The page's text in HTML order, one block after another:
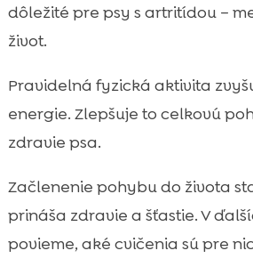
dôležité pre psy s artritídou –
život.
Pravidelná fyzická aktivita
energie. Zlepšuje to celkovú
zdravie psa.
Začlenenie pohybu do života
prináša zdravie a šťastie. V
povieme, aké cvičenia sú pre